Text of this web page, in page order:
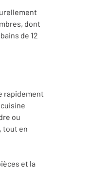
dont
de 12
rapidement
ou
tout en
et la